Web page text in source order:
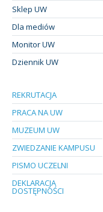
Sklep UW
Dla mediów
Monitor UW
Dziennik UW
REKRUTACJA
PRACA NA UW
MUZEUM UW
ZWIEDZANIE KAMPUSU
PISMO UCZELNI
DEKLARACJA
DOSTĘPNOŚCI